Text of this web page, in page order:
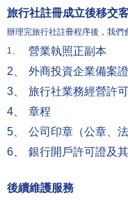
旅行社註冊成立後移交
辦理完旅行社註冊程序後，我們
1、
營業執照正副本
2、
外商投資企業備案
3、
旅行社業務經營許
4、
章程
5、
公司印章（公章、
6、
銀行開戶許可證及
後續維護服務